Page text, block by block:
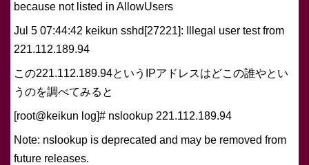
because not listed in AllowUsers
Jul 5 07:44:42 keikun sshd[27221]: Illegal user test from
221.112.189.94
この221.112.189.94というIPアドレスはどこの誰やとい
うのを調べてみると
[root@keikun log]# nslookup 221.112.189.94
Note: nslookup is deprecated and may be removed from
future releases.